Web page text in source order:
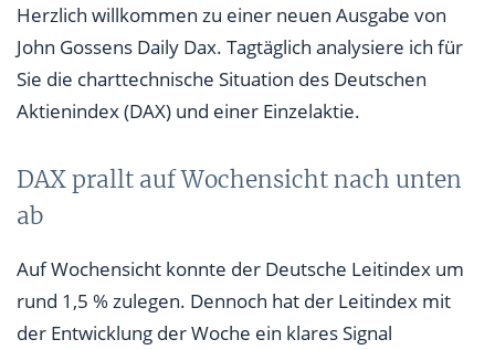
Meine Trading-Idee im Detail
Herzlich willkommen zu einer neuen Ausgabe von
John Gossens Daily Dax. Tagtäglich analysiere ich für
Sie die charttechnische Situation des Deutschen
Aktienindex (DAX) und einer Einzelaktie.
DAX prallt auf Wochensicht nach unten
ab
Auf Wochensicht konnte der Deutsche Leitindex um
rund 1,5 % zulegen. Dennoch hat der Leitindex mit
der Entwicklung der Woche ein klares Signal